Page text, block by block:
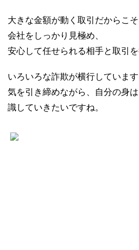
大きな金額が動く取引だからこ
会社をしっかり見極め、
安心して任せられる相手と取引を
いろいろな詐欺が横行しています
気を引き締めながら、自分の身
識していきたいですね。